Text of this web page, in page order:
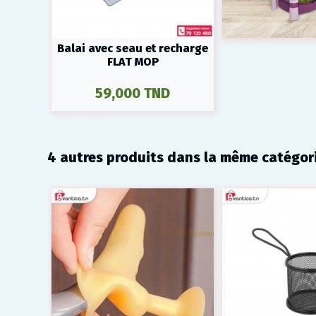
Balai avec seau et recharge
FLAT MOP
59,000 TND
4 autres produits dans la même